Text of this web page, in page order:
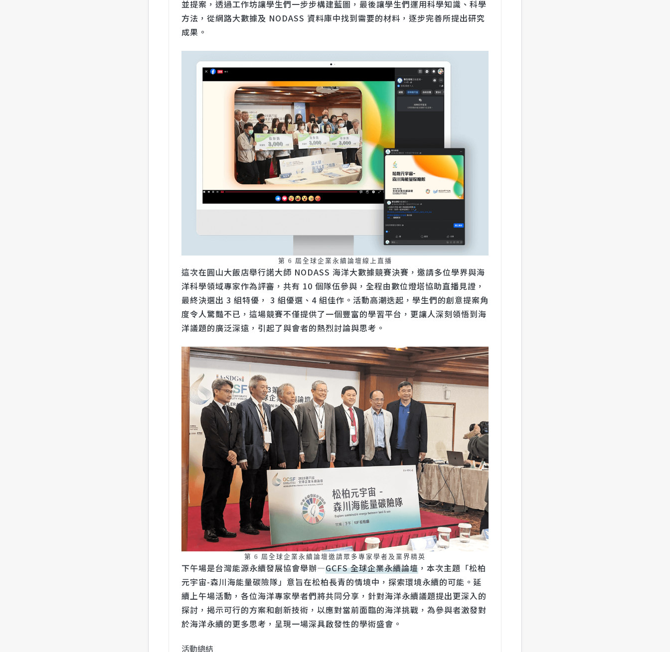
並提案，透過工作坊讓學生們一步步構建藍圖，最後讓學生們運用科學知識、科學
方法，從網路大數據及 NODASS 資料庫中找到需要的材料，逐步完善所提出研究
成果。
第 6 屆全球企業永續論壇線上直播
這次在圓山大飯店舉行諾大師 NODASS 海洋大數據競賽決賽，邀請多位學界與海
洋科學領域專家作為評審，共有 10 個隊伍參與，全程由數位燈塔協助直播見證，
最終決選出 3 組特優， 3 組優選、4 組佳作。活動高潮迭起，學生們的創意提案角
度令人驚豔不已，這場競賽不僅提供了一個豐富的學習平台，更讓人深刻領悟到海
洋議題的廣泛深遠，引起了與會者的熱烈討論與思考。
第 6 屆全球企業永續論壇邀請眾多專家學者及業界精英
下午場是台灣能源永續發展協會舉辦—GCFS 全球企業永續論壇 ，本次主題「松柏
元宇宙-森川海能量碳險隊」意旨在松柏長青的情境中，探索環境永續的可能。延
續上午場活動，各位海洋專家學者們將共同分享，針對海洋永續議題提出更深入的
探討，揭示可行的方案和創新技術，以應對當前面臨的海洋挑戰，為參與者激發對
於海洋永續的更多思考，呈現一場深具啟發性的學術盛會。
活動總結